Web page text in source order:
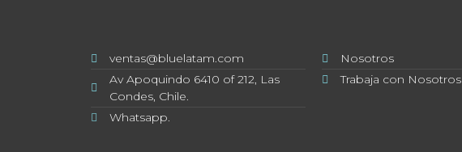
ventas@bluelatam.com
Av Apoquindo 6410 of 212, Las
Condes, Chile.
Whatsapp.
Nosotros
Trabaja con Nosotros